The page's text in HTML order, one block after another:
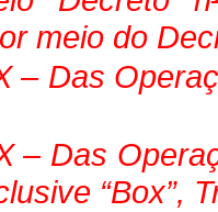
meio do
– Das
– Das
“Box”,